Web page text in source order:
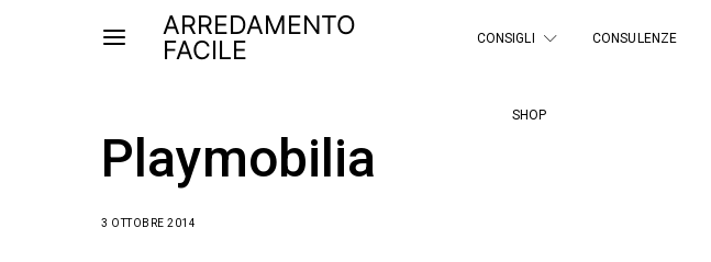
ARREDAMENTO
FACILE
CONSIGLI CONSULENZE
SHOP
Playmobilia
3 OTTOBRE 2014